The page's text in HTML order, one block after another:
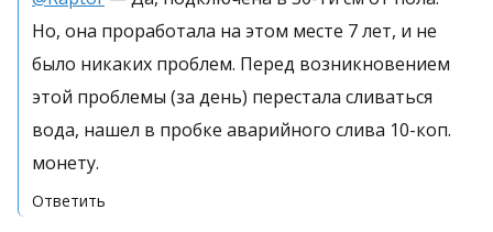
Но, она проработала на этом месте 7 лет, и не
было никаких проблем. Перед возникновением
этой проблемы (за день) перестала сливаться
вода, нашел в пробке аварийного слива 10-коп.
монету.
Ответить